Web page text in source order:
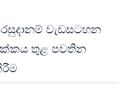
වැඩසටහන
තුළ පවතින